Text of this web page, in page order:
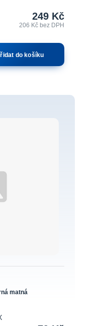
249 Kč
206 Kč bez DPH
do košíku
matná